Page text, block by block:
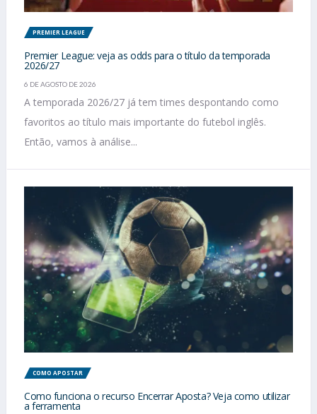
PREMIER LEAGUE
Premier League: veja as odds para o título da temporada
2026/27
6 DE AGOSTO DE 2026
A temporada 2026/27 já tem times despontando como
favoritos ao título mais importante do futebol inglês.
Então, vamos à análise...
COMO APOSTAR
Como funciona o recurso Encerrar Aposta? Veja como utilizar
a ferramenta